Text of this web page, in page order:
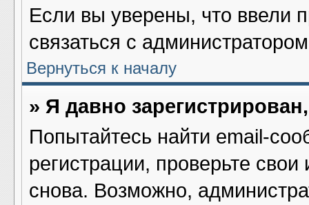
Если вы уверены, что ввели
связаться с
Вернуться к началу
» Я давно
Попытайтесь найти email-
регистрации, проверьте
снова. Возможно,